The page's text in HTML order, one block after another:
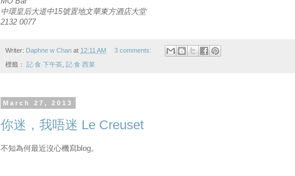
中環皇后大道中15號置地文華東方酒店大堂
2132 0077
Writer: Daphne w Chan at 12:11 AM 3 comments:
標籤： 記‧食‧下午茶 記‧食‧西菜
March 27, 2013
你迷，我唔迷 Le Creuset
不知為何最近沒心機寫blog。